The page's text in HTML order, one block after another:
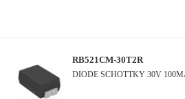
RB521CM-30T2R
DIODE SCHOTTKY 30V